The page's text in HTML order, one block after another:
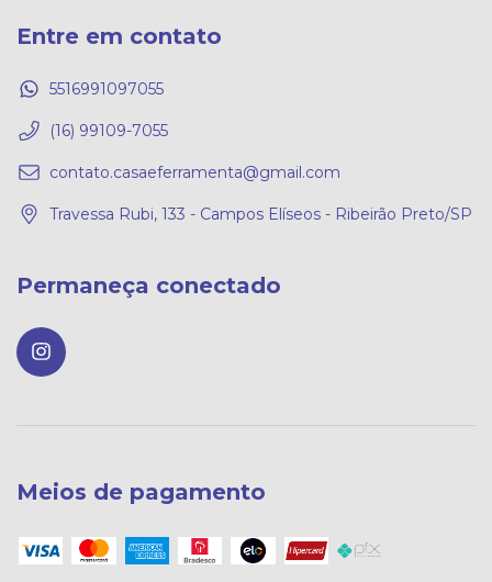
Entre em contato
5516991097055
(16) 99109-7055
contato.casaeferramenta@gmail.com
Travessa Rubi, 133 - Campos Elíseos - Ribeirão Preto/SP
Permaneça conectado
Meios de pagamento